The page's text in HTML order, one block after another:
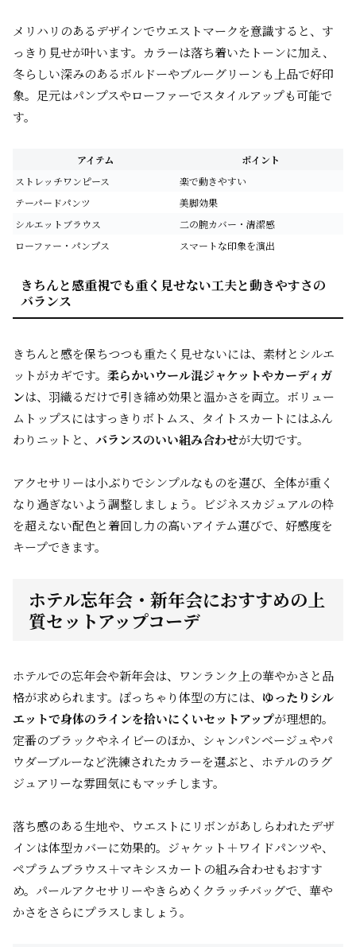
メリハリのあるデザインでウエストマークを意識すると、す
っきり見せが叶います。カラーは落ち着いたトーンに加え、
冬らしい深みのあるボルドーやブルーグリーンも上品で好印
象。足元はパンプスやローファーでスタイルアップも可能で
す。
アイテム
ポイント
ストレッチワンピース
楽で動きやすい
テーパードパンツ
美脚効果
シルエットブラウス
二の腕カバー・清潔感
ローファー・パンプス
スマートな印象を演出
きちんと感重視でも重く見せない工夫と動きやすさの
バランス
きちんと感を保ちつつも重たく見せないには、素材とシルエ
ットがカギです。 柔らかいウール混ジャケットやカーディガ
ンは、羽織るだけで引き締め効果と温かさを両立。ボリュー
ムトップスにはすっきりボトムス、タイトスカートにはふん
わりニットと、 バランスのいい組み合わせが大切です。
アクセサリーは小ぶりでシンプルなものを選び、全体が重く
なり過ぎないよう調整しましょう。ビジネスカジュアルの枠
を超えない配色と着回し力の高いアイテム選びで、好感度を
キープできます。
ホテル忘年会・新年会におすすめの上
質セットアップコーデ
ホテルでの忘年会や新年会は、 ワンランク上の華やかさと品
格が求められます。ぽっちゃり体型の方には、 ゆったりシル
エットで身体のラインを拾いにくいセットアップが理想的。
定番のブラックやネイビーのほか、シャンパンベージュやパ
ウダーブルーなど洗練されたカラーを選ぶと、ホテルのラグ
ジュアリーな雰囲気にもマッチします。
落ち感のある生地や、ウエストにリボンがあしらわれたデザ
インは体型カバーに効果的。ジャケット＋ワイドパンツや、
ペプラムブラウス＋マキシスカートの組み合わせもおすす
め。パールアクセサリーやきらめくクラッチバッグで、華や
かさをさらにプラスしましょう。